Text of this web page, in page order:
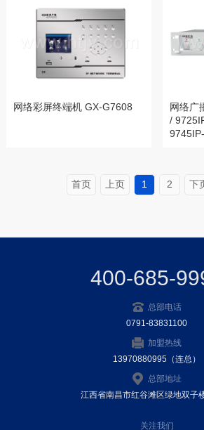
网络彩屏终端机 GX-G7608
网络广
/
首页 上页 1 2 下
400-685-
总部电话
0791-83831100
加盟热线
13970880995（连总）
总部地址
江西省南昌市红谷滩区绿地双子
关注我们